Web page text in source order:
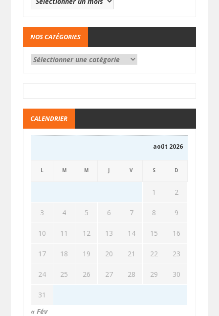
NOS CATÉGORIES
CALENDRIER
août 2026
L M M J V S D
1 2
3 4 5 6 7 8 9
10 11 12 13 14 15 16
17 18 19 20 21 22 23
24 25 26 27 28 29 30
31
« Fév